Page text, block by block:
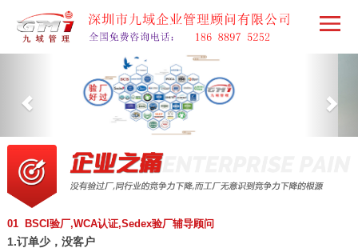
01 BSCI验厂,WCA认证,Sedex验厂辅导顾问
1.订单少，没客户